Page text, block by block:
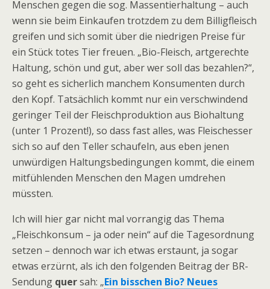
Menschen gegen die sog. Massentierhaltung – auch
wenn sie beim Einkaufen trotzdem zu dem Billigfleisch
greifen und sich somit über die niedrigen Preise für
ein Stück totes Tier freuen. „Bio-Fleisch, artgerechte
Haltung, schön und gut, aber wer soll das bezahlen?“,
so geht es sicherlich manchem Konsumenten durch
den Kopf. Tatsächlich kommt nur ein verschwindend
geringer Teil der Fleischproduktion aus Biohaltung
(unter 1 Prozent!), so dass fast alles, was Fleischesser
sich so auf den Teller schaufeln, aus eben jenen
unwürdigen Haltungsbedingungen kommt, die einem
mitfühlenden Menschen den Magen umdrehen
müssten.
Ich will hier gar nicht mal vorrangig das Thema
„Fleischkonsum – ja oder nein“ auf die Tagesordnung
setzen – dennoch war ich etwas erstaunt, ja sogar
etwas erzürnt, als ich den folgenden Beitrag der BR-
Sendung quersah: „Ein bisschen Bio? Neues